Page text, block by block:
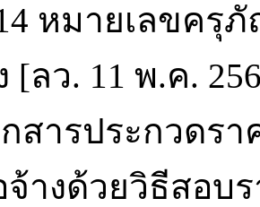
หมายเลขครุ
[ลว. 11 พ.ค.
กสารประกวดรา
างด้วยวิธีสอ